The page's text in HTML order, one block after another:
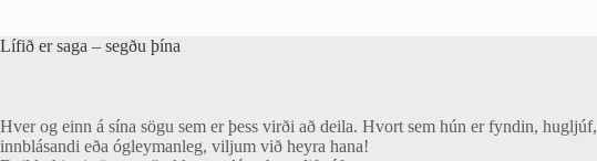
Lífið er saga – segðu þína
Hver og einn á sína sögu sem er þess virði að deila. Hvort sem hún er fyndin, hugljúf,
innblásandi eða ógleymanleg, viljum við heyra hana!